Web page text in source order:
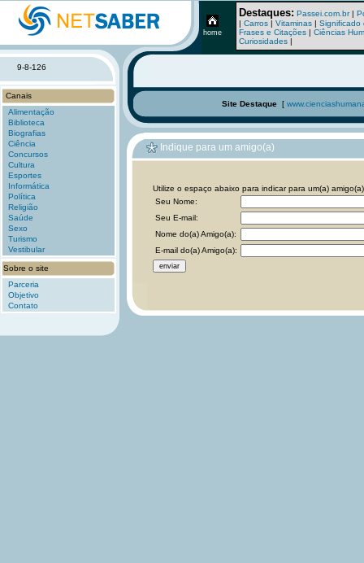
home
Destaques: Passei.com.br|
| Carros | Vitaminas | Significado
Frases e Citações | Ciências
Curiosidades |
9-8-126
Canais
Alimentação
Biblioteca
Biografias
Ciência
Concursos
Cultura
Esportes
Informática
Política
Religião
Saúde
Sexo
Turismo
Vestibular
Sobre o site
Parceria
Objetivo
Contato
Site Destaque[
Indique para um amigo(a)
Utilize o espaço abaixo para indicar para um(a)
Seu Nome:
Seu E-mail:
Nome do(a) Amigo(a):
E-mail do(a) Amigo(a):